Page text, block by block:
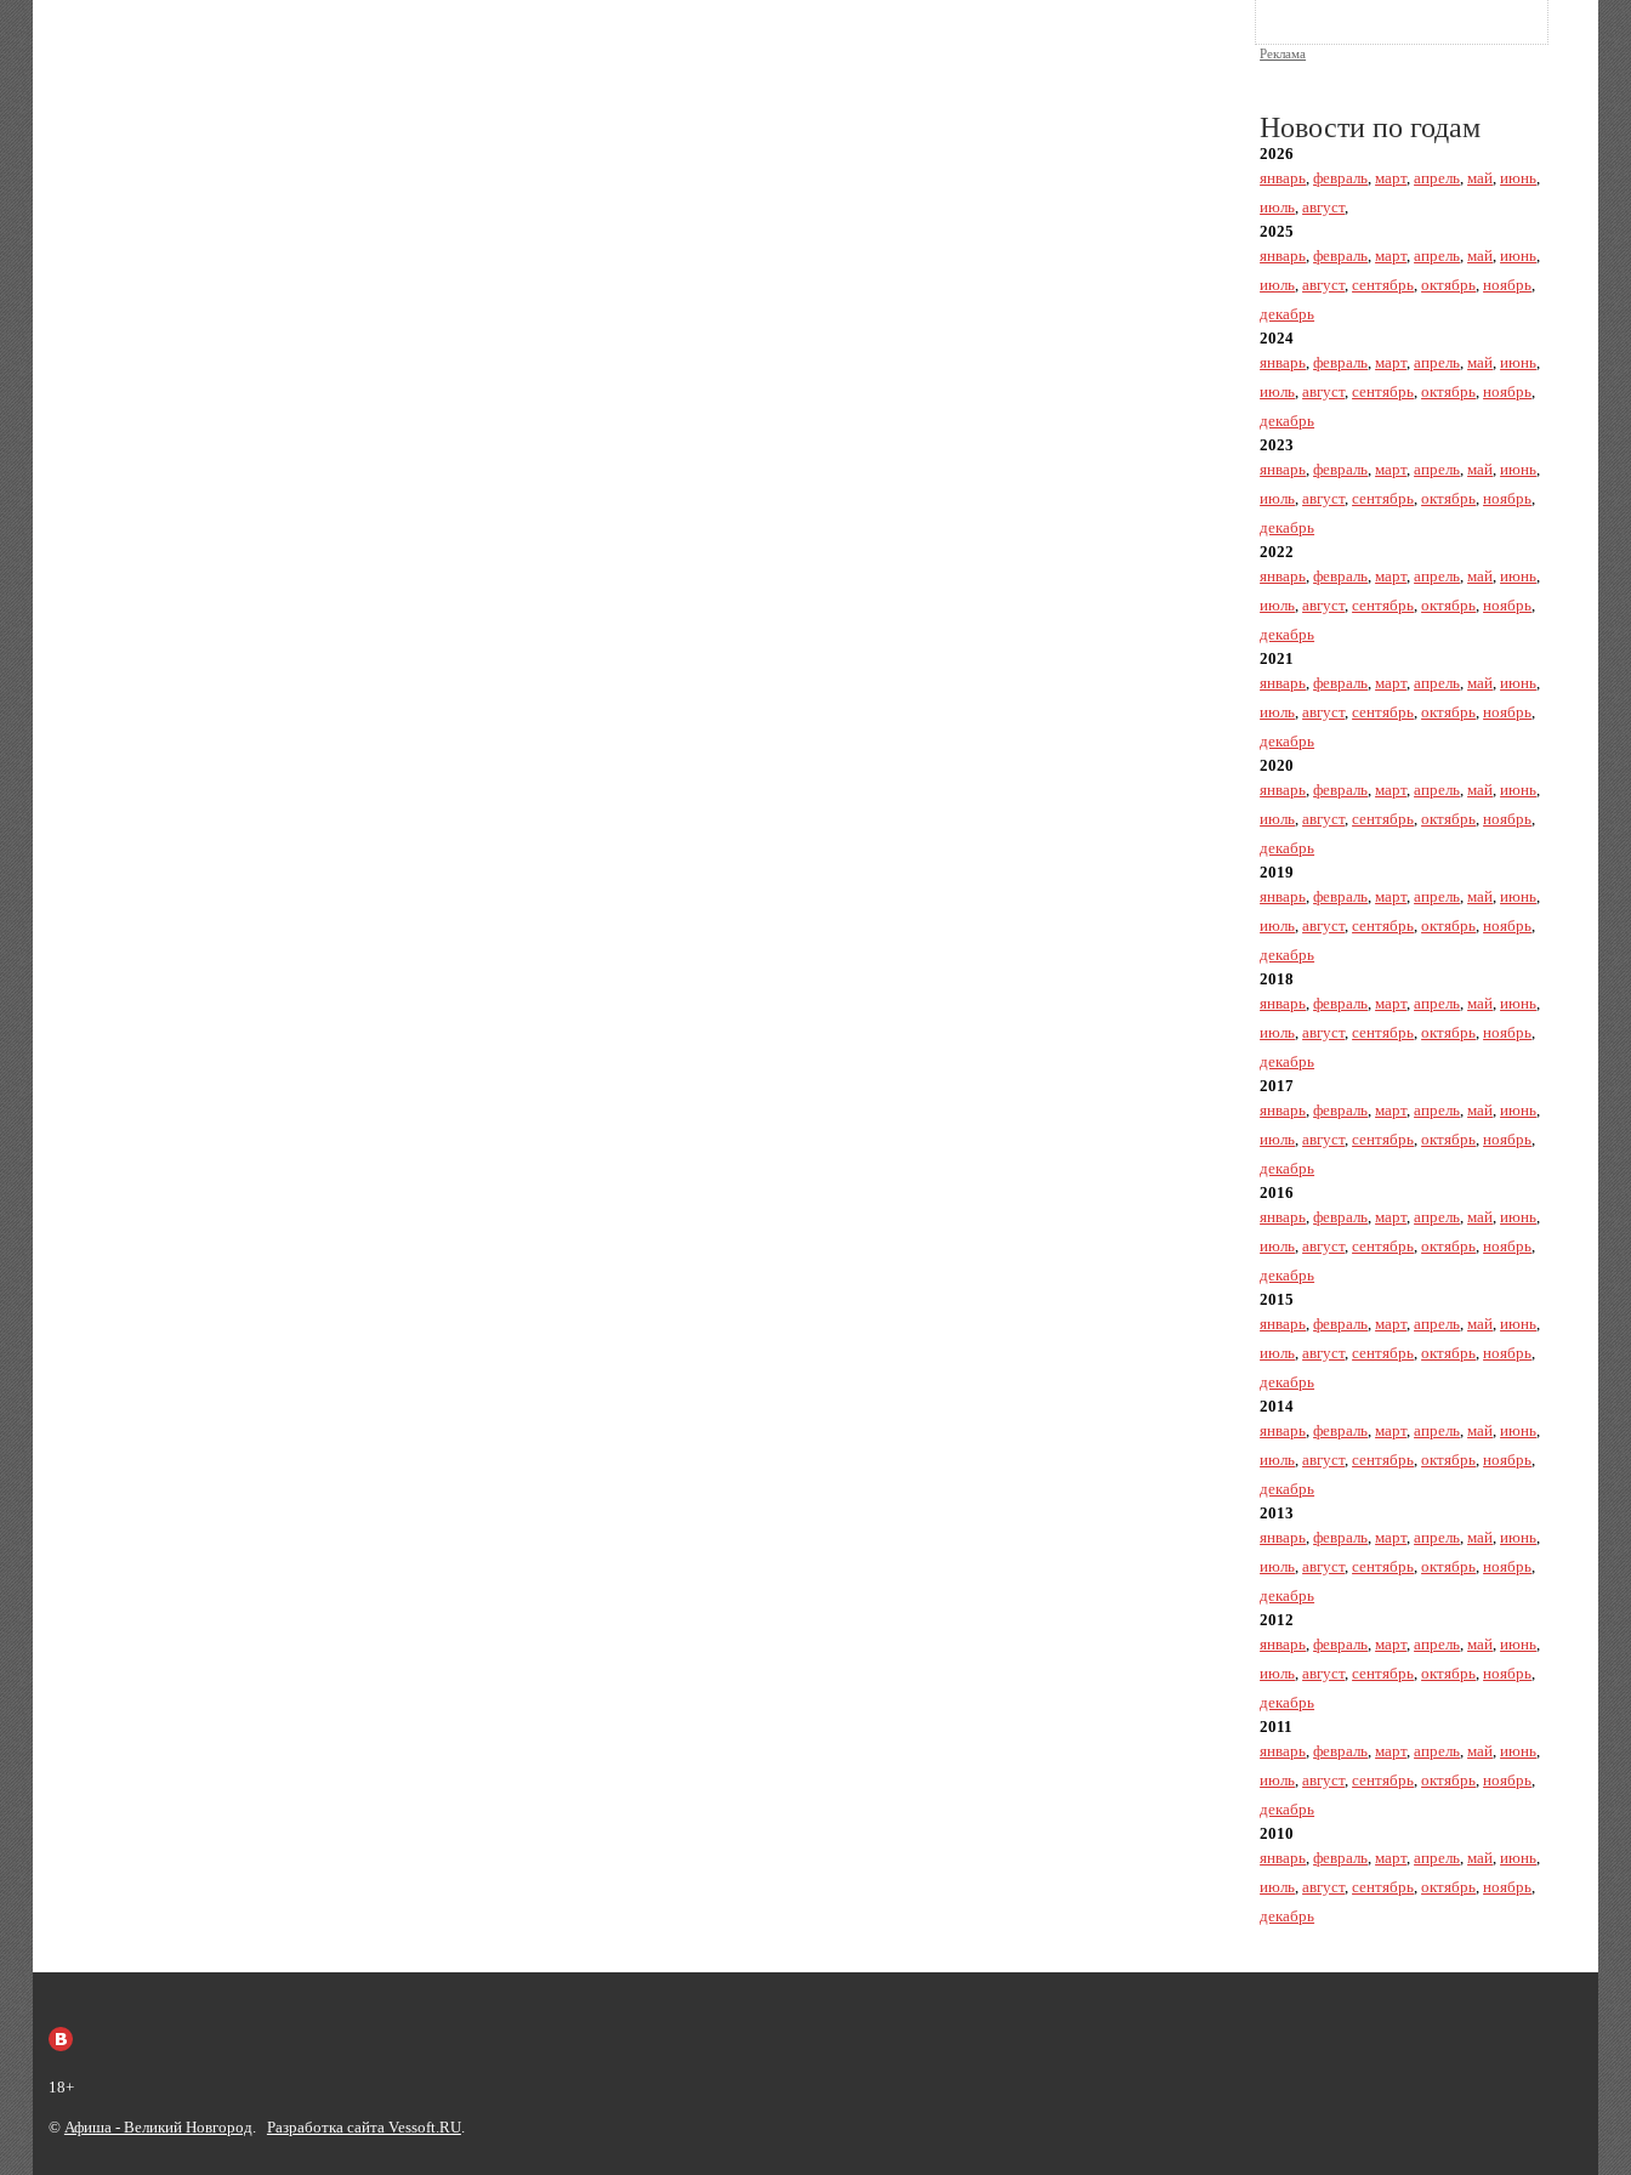
Реклама
Новости по годам
2026
январь,февраль,март,апрель,май,июнь,
июль,август,
2025
январь,февраль,март,апрель,май,июнь,
июль,август,сентябрь,октябрь,ноябрь,
декабрь
2024
январь,февраль,март,апрель,май,июнь,
июль,август,сентябрь,октябрь,ноябрь,
декабрь
2023
январь,февраль,март,апрель,май,июнь,
июль,август,сентябрь,октябрь,ноябрь,
декабрь
2022
январь,февраль,март,апрель,май,июнь,
июль,август,сентябрь,октябрь,ноябрь,
декабрь
2021
январь,февраль,март,апрель,май,июнь,
июль,август,сентябрь,октябрь,ноябрь,
декабрь
2020
январь,февраль,март,апрель,май,июнь,
июль,август,сентябрь,октябрь,ноябрь,
декабрь
2019
январь,февраль,март,апрель,май,июнь,
июль,август,сентябрь,октябрь,ноябрь,
декабрь
2018
январь,февраль,март,апрель,май,июнь,
июль,август,сентябрь,октябрь,ноябрь,
декабрь
2017
январь,февраль,март,апрель,май,июнь,
июль,август,сентябрь,октябрь,ноябрь,
декабрь
2016
январь,февраль,март,апрель,май,июнь,
июль,август,сентябрь,октябрь,ноябрь,
декабрь
2015
январь,февраль,март,апрель,май,июнь,
июль,август,сентябрь,октябрь,ноябрь,
декабрь
2014
январь,февраль,март,апрель,май,июнь,
июль,август,сентябрь,октябрь,ноябрь,
декабрь
2013
январь,февраль,март,апрель,май,июнь,
июль,август,сентябрь,октябрь,ноябрь,
декабрь
2012
январь,февраль,март,апрель,май,июнь,
июль,август,сентябрь,октябрь,ноябрь,
декабрь
2011
январь,февраль,март,апрель,май,июнь,
июль,август,сентябрь,октябрь,ноябрь,
декабрь
2010
январь,февраль,март,апрель,май,июнь,
июль,август,сентябрь,октябрь,ноябрь,
декабрь
18+
© Афиша - Великий Новгород Разработка сайта Vessoft.RU.